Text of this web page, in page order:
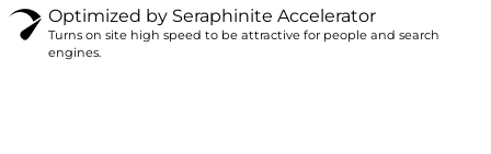
Optimized by Seraphinite Accelerator
Turns on site high speed to be attractive for people and search
engines.